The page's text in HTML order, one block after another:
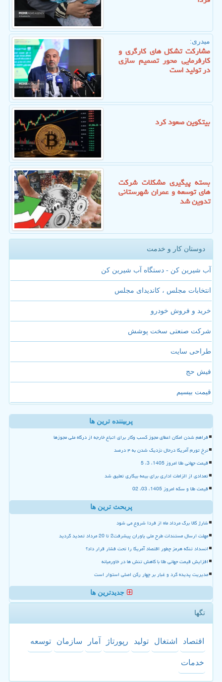
میدری:
مشارکت تشکل های کارگری و
کارفرمایی محور تصمیم سازی
در تولید است
بیتکوین صعود کرد
بسته پیگیری مشکلات شرکت
های توسعه و عمران شهرستانی
تدوین شد
دوستان کار و خدمت
آب شیرین کن - دستگاه آب شیرین کن
انتخابات مجلس ، کاندیدای مجلس
خرید و فروش خودرو
شرکت صنعتی سخت پوشش
طراحی سایت
فیش حج
قیمت بیسیم
پربیننده ترین ها
فراهم شدن امکان اعطای مجوز کسب وکار برای اتباع خارجه از درگاه ملی مجوزها
نرخ تورم آمریکا درحال نزدیک شدن به ۴ درصد
قیمت جهانی طلا امروز 1405، 3، 5
تعدادی از الزامات اداری برای بیمه بیکاری تعلیق شد
قیمت طلا و سکه امروز 1405، 03، 02
پربحث ترین ها
شارژ کالا برگ مرداد ماه از فردا شروع می شود
مهلت ارسال مستندات طرح ملی یاوران پیشرفت2 تا 20 مرداد تمدید گردید
انسداد تنگه هرمز چطور اقتصاد آمریکا را تحت فشار قرار داد؟
افزایش قیمت جهانی طلا با کاهش تنش ها در خاورمیانه
مدیریت پدیده گرد و غبار بر چهار رکن اصلی استوار است
جدیدترین ها
تگها
اقتصاد اشتغال تولید رپورتاژ آمار سازمان توسعه
خدمات